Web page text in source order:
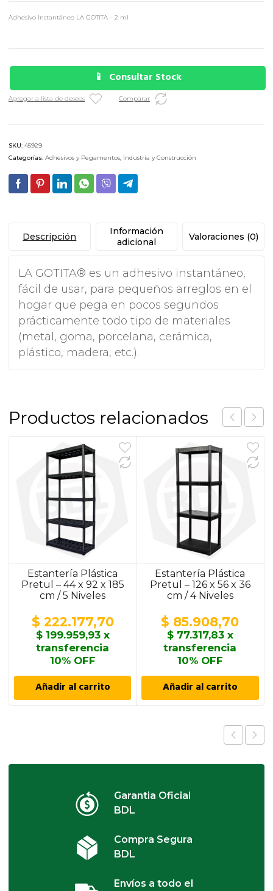
Adhesivo Instantáneo LA GOTITA – 2 ml
Consultar Stock
Agregar a lista de deseos Comparar
SKU: 45929
Categorías: Adhesivos y Pegamentos, Industria y Construcción
Descripción
Información
adicional
Valoraciones (0)
LA GOTITA® es un adhesivo instantáneo,
fácil de usar, para pequeños arreglos en el
hogar que pega en pocos segundos
prácticamente todo tipo de materiales
(metal, goma, porcelana, cerámica,
plástico, madera, etc.).
Productos relacionados
Estantería Plástica
Pretul – 44 x 92 x 185
cm / 5 Niveles
$ 222.177,70
$199.959,93x
transferencia
10% OFF
Añadir al carrito
Estantería Plástica
Pretul – 126 x 56 x 36
cm / 4 Niveles
$ 85.908,70
$77.317,83x
transferencia
10% OFF
Añadir al carrito
Garantia Oficial
BDL
Compra Segura
BDL
Envíos a todo el